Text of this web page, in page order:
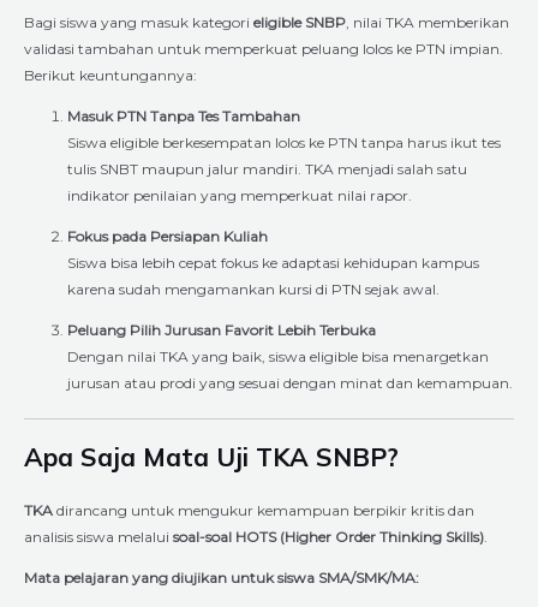
Bagi siswa yang masuk kategori eligible SNBP , nilai TKA memberikan
validasi tambahan untuk memperkuat peluang lolos ke PTN impian.
Berikut keuntungannya:
Masuk PTN Tanpa Tes Tambahan
Siswa eligible berkesempatan lolos ke PTN tanpa harus ikut tes
tulis SNBT maupun jalur mandiri. TKA menjadi salah satu
indikator penilaian yang memperkuat nilai rapor.
Fokus pada Persiapan Kuliah
Siswa bisa lebih cepat fokus ke adaptasi kehidupan kampus
karena sudah mengamankan kursi di PTN sejak awal.
Peluang Pilih Jurusan Favorit Lebih Terbuka
Dengan nilai TKA yang baik, siswa eligible bisa menargetkan
jurusan atau prodi yang sesuai dengan minat dan kemampuan.
Apa Saja Mata Uji TKA SNBP?
TKA dirancang untuk mengukur kemampuan berpikir kritis dan
analisis siswa melalui soal-soal HOTS (Higher Order Thinking Skills)
Mata pelajaran yang diujikan untuk siswa SMA/SMK/MA: